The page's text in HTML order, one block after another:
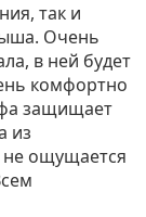
так и
Очень
в ней будет
комфортно
защищает
из
не ощущается